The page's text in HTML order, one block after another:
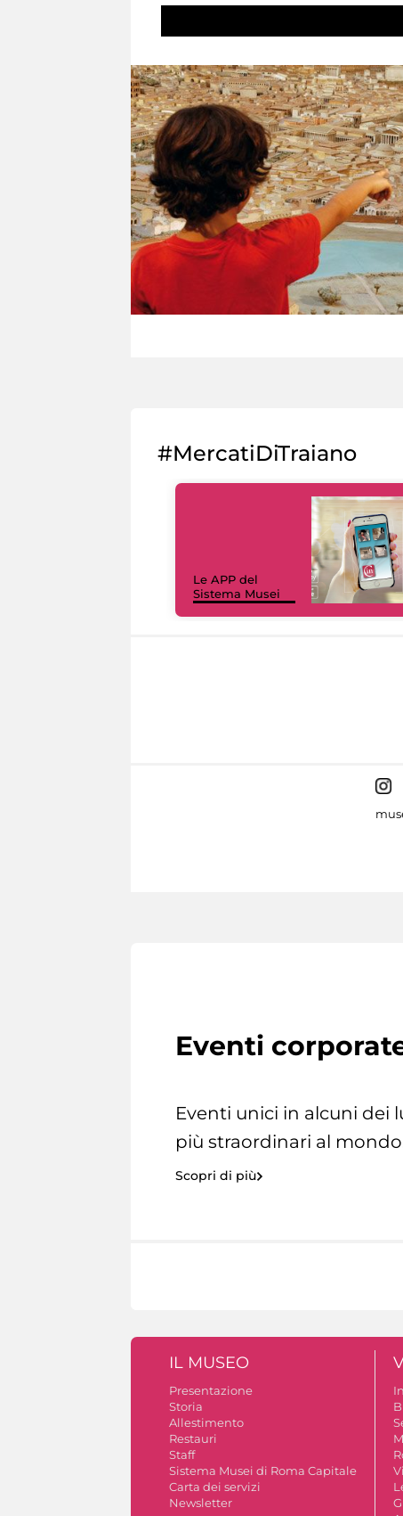
#MercatiDiTraiano
Le APP del
Sistema Musei
Eventi
Eventi unici in alcuni dei
più straordinari al
Scopri di più
IL MUSEO
Presentazione
Storia
Allestimento
Restauri
Staff
Sistema Musei di Roma Capitale
Carta dei servizi
Newsletter